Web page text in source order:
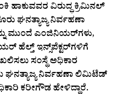
ಹಾಕುವವರ ವಿರುದ್ಧ ಕ್ರಿಮಿನಲ್
ಘನತ್ಯಾಜ್ಯ ನಿರ್ವಹಣಾ
ಮುಂದೆ ಎಂಜಿನಿಯರ್‌ಗಳು,
ಹೆಲ್ತ್ ಇನ್ಸ್‌ಪೆಕ್ಟರ್‌ಗಳಿಗೆ
ಸಂಸ್ಥೆ ಅಧಿಕಾರ
ಘನತ್ಯಾಜ್ಯ ನಿರ್ವಹಣಾ ಲಿಮಿಟೆಡ್
ಕರೀಗೌಡ ಹೇಳಿದ್ದಾರೆ.